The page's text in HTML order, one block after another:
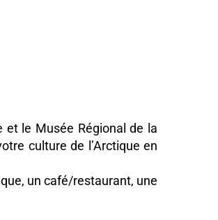
et le Musée Régional de la
culture de l’Arctique en
un café/restaurant, une